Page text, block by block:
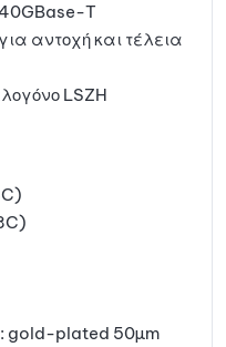
T
αντοχή και τέλεια
LSZH
gold-plated 50µm